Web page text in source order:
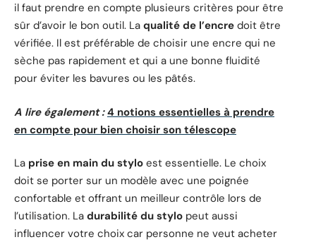
il faut prendre en compte plusieurs critères pour être
sûr d’avoir le bon outil. La qualité de l’encre doit être
vérifiée. Il est préférable de choisir une encre qui ne
sèche pas rapidement et qui a une bonne fluidité
pour éviter les bavures ou les pâtés.
A lire également : 4 notions essentielles à prendre
en compte pour bien choisir son télescope
La prise en main du stylo est essentielle. Le choix
doit se porter sur un modèle avec une poignée
confortable et offrant un meilleur contrôle lors de
l’utilisation. La durabilité du stylo peut aussi
influencer votre choix car personne ne veut acheter